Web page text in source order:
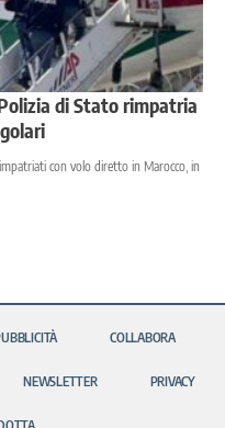
di Stato rimpatria
con volo diretto in Marocco, in
COLLABORA
NEWSLETTER PRIVACY